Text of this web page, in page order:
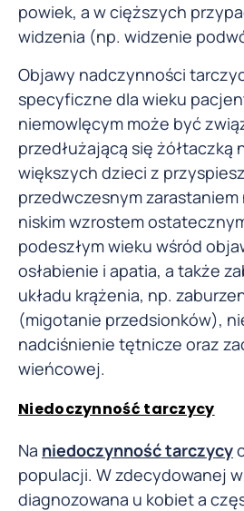
powiek, a w cięższych
widzenia (np. widzenie
Objawy nadczynności
specyficzne dla wieku
niemowlęcym może być
przedłużającą się żółtaczką
większych dzieci z
przedwczesnym
niskim wzrostem
podeszłym wieku wśród
osłabienie i apatia, a także
układu krążenia, np.
(migotanie przedsionków),
nadciśnienie tętnicze oraz
wieńcowej.
Niedoczynność tarczycy
Na niedoczynność tarczycy
populacji. W zdecydowanej
diagnozowana u kobiet a